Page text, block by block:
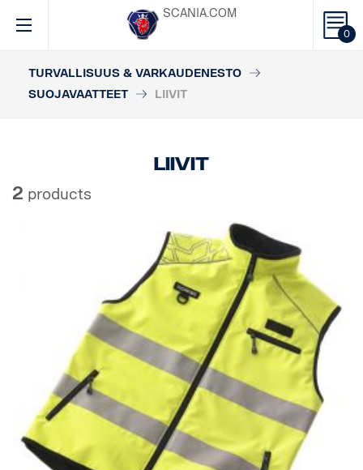
0
SCANIA.COM
TURVALLISUUS & VARKAUDENESTO
SUOJAVAATTEET
LIIVIT
Liivit
2 products